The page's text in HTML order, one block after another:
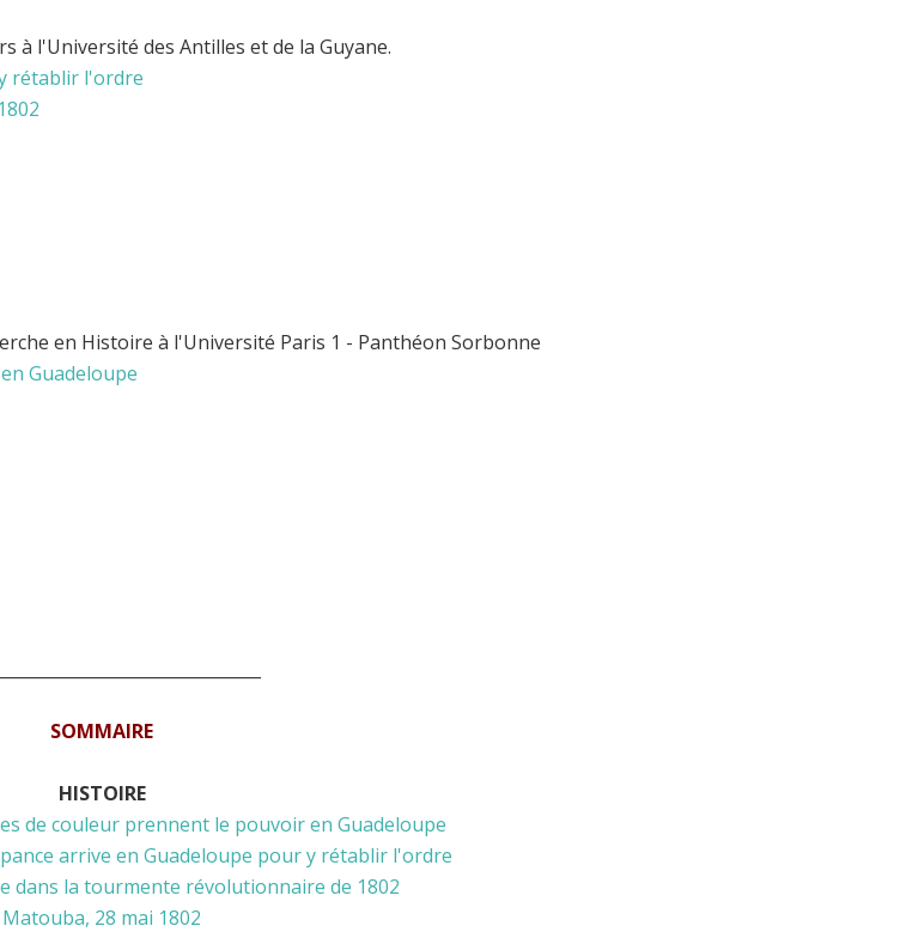
à l'Université des Antilles et de la Guyane​.
rétablir l'ordre
en Histoire à l'Université Paris 1 - Panthéon Sorbonne
Guadeloupe
SOMMAIRE
HISTOIRE
de couleur prennent le pouvoir en Guadeloupe
arrive en Guadeloupe pour y rétablir l'ordre
dans la tourmente révolutionnaire de 1802
Matouba, 28 mai 1802